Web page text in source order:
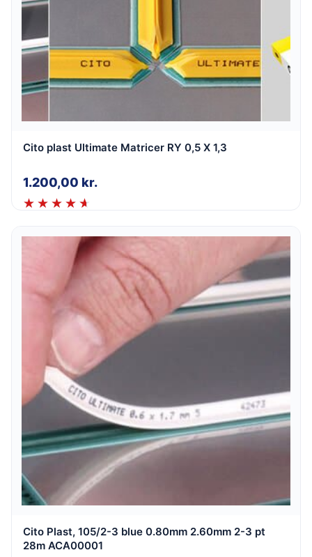
Cito plast Ultimate Matricer RY 0,5 X 1,3
1.200,00 kr.
Cito Plast, 105/2-3 blue 0.80mm 2.60mm 2-3 pt
28m ACA00001